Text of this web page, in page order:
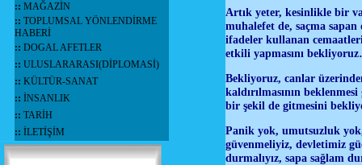
:: MAĞAZİN
:: TOPLUMSAL YÖNLENDİRME
HABERİ
:: DOGAL AFETLER
:: ULUSLARARASI(DİPLOMASİ)
:: KÜLTÜR-SANAT
:: İNSANLIK
:: TARİH
:: İLETİŞİM
Artık yeter, kesinlikle bir
muhalefet de, saçma
ifadeler kullanan
etkili yapmasını
Bekliyoruz, canlar
kaldırılmasının
bir şekil de gitmesini
Panik yok, umutsuzluk
güvenmeliyiz, devletimiz
durmalıyız, sapa sağlam